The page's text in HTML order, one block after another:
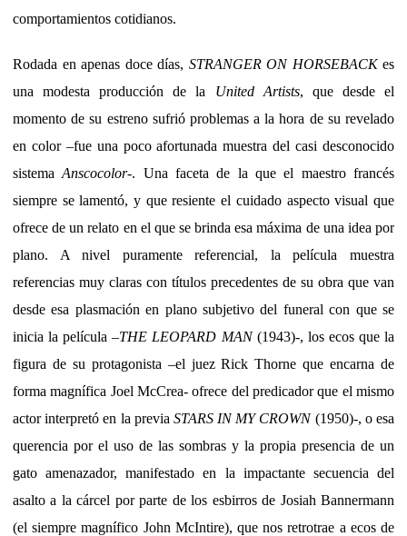
comportamientos cotidianos.
Rodada en apenas doce días, STRANGER ON HORSEBACKes
una modesta producción de la United Artists, que desde el
momento de su estreno sufrió problemas a la hora de su revelado
en color –fue una poco afortunada muestra del casi desconocido
sistemaAnscocolor-. Una faceta de la que el maestro francés
siempre se lamentó, y que resiente el cuidado aspecto visual que
ofrece de un relato en el que se brinda esa máxima de una idea por
plano. A nivel puramente referencial, la película muestra
referencias muy claras con títulos precedentes de su obra que van
desde esa plasmación en plano subjetivo del funeral con que se
inicia la película –THE LEOPARD MAN(1943)-, los ecos que la
figura de su protagonista –el juez Rick Thorne que encarna de
forma magnífica Joel McCrea- ofrece del predicador que el mismo
actor interpretó en la previa STARS IN MY CROWN(1950)-, o esa
querencia por el uso de las sombras y la propia presencia de un
gato amenazador, manifestado en la impactante secuencia del
asalto a la cárcel por parte de los esbirros de Josiah Bannermann
(el siempre magnífico John McIntire), que nos retrotrae a ecos de